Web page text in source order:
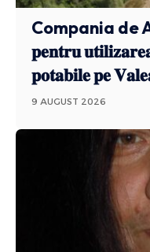
Compania de
𝐩𝐞𝐧𝐭𝐫𝐮
𝐩𝐨𝐭𝐚𝐛𝐢𝐥𝐞 𝐩𝐞
9 AUGUST 2026